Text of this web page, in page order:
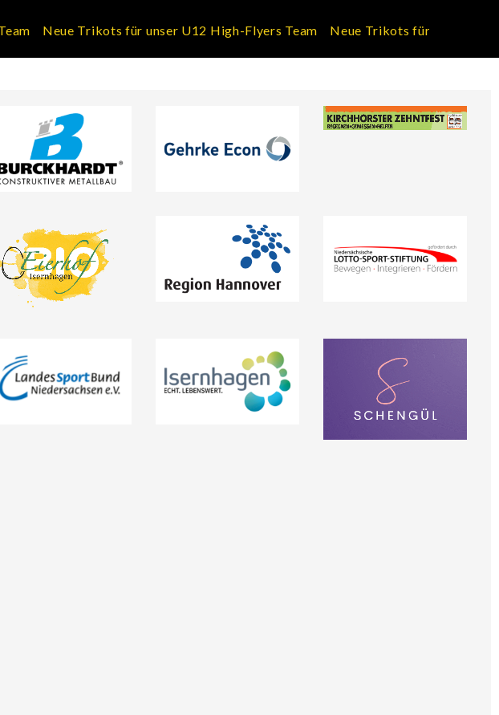
Trikots für unser U12 High-Flyers Team Neue Trikots für unser U12 High-